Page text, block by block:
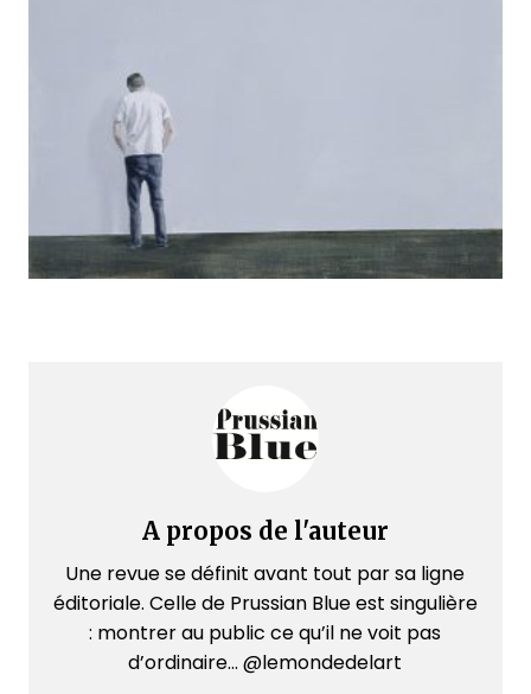
A propos de l'auteur
Une revue se définit avant tout par sa ligne
éditoriale. Celle de Prussian Blue est singulière
: montrer au public ce qu’il ne voit pas
d’ordinaire... @lemondedelart